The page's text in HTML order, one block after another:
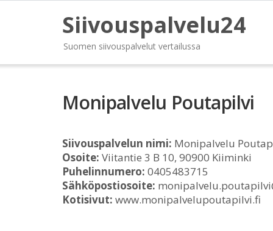
Siivouspalvelu24
Suomen siivouspalvelut vertailussa
Monipalvelu Poutapilvi
Siivouspalvelun nimi: Monipalvelu
Osoite: Viitantie 3 B 10, 90900 Kiiminki
Puhelinnumero: 0405483715
Sähköpostiosoite:
Kotisivut: www.monipalvelupoutapilvi.fi